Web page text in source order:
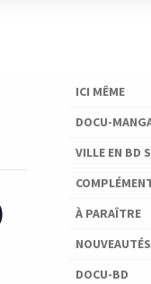
ICI MÊME
DOCU-
VILLE EN BD
À PARAÎTRE
NOUVEAUTÉS
DOCU-BD